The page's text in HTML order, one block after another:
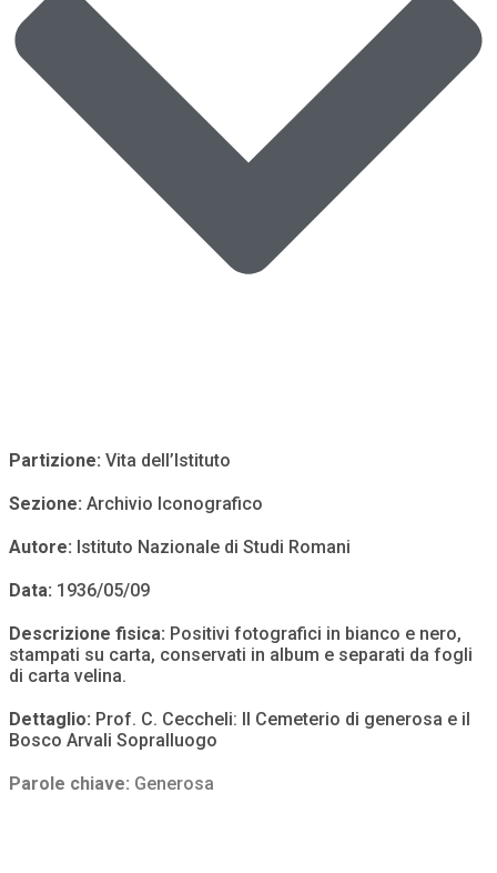
Partizione: Vita dell’Istituto
Sezione: Archivio Iconografico
Autore: Istituto Nazionale di Studi Romani
Data: 1936/05/09
Descrizione fisica: Positivi fotografici in bianco e nero,
stampati su carta, conservati in album e separati da fogli
di carta velina.
Dettaglio: Prof. C. Ceccheli: Il Cemeterio di generosa e il
Bosco Arvali Sopralluogo
Parole chiave: Generosa